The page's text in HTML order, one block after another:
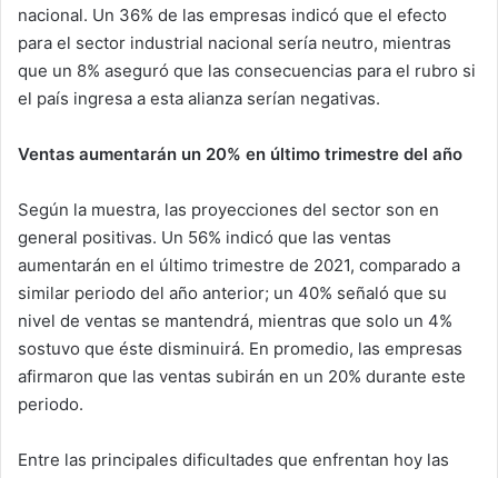
nacional. Un 36% de las empresas indicó que el efecto
para el sector industrial nacional sería neutro, mientras
que un 8% aseguró que las consecuencias para el rubro si
el país ingresa a esta alianza serían negativas.
Ventas aumentarán un 20% en último trimestre del año
Según la muestra, las proyecciones del sector son en
general positivas. Un 56% indicó que las ventas
aumentarán en el último trimestre de 2021, comparado a
similar periodo del año anterior; un 40% señaló que su
nivel de ventas se mantendrá, mientras que solo un 4%
sostuvo que éste disminuirá. En promedio, las empresas
afirmaron que las ventas subirán en un 20% durante este
periodo.
Entre las principales dificultades que enfrentan hoy las